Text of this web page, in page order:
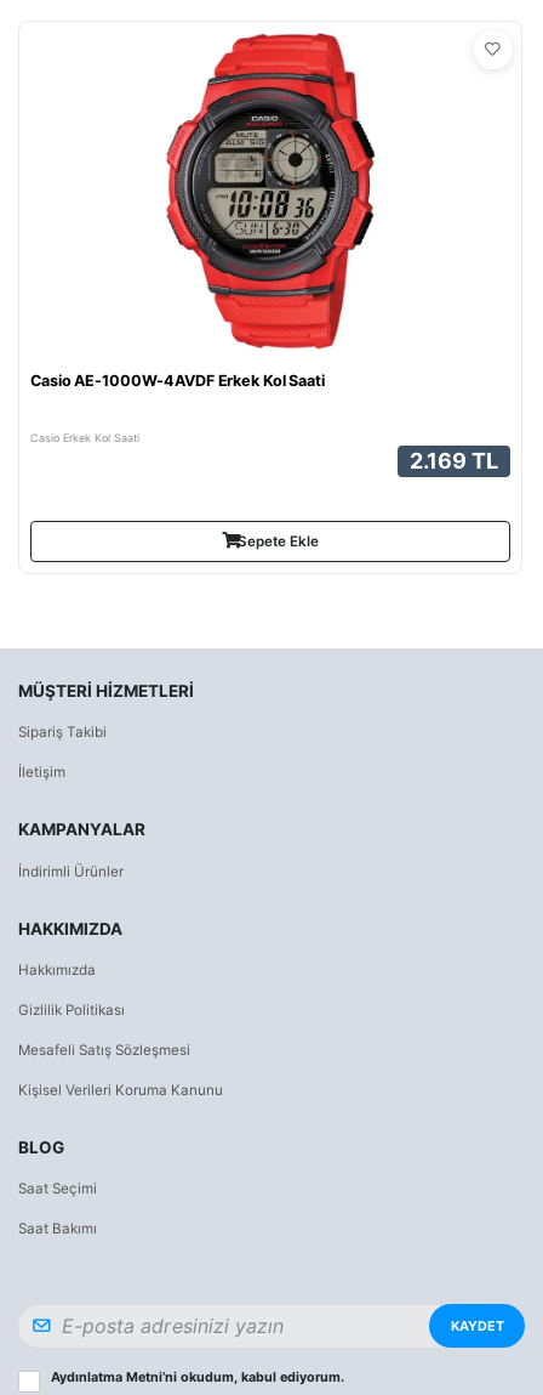
Casio AE-1000W-4AVDF Erkek Kol Saati
Casio Erkek Kol Saati
2.169 TL
Sepete Ekle
MÜŞTERI HIZMETLERI
Sipariş Takibi
İletişim
KAMPANYALAR
İndirimli Ürünler
HAKKIMIZDA
Hakkımızda
Gizlilik Politikası
Mesafeli Satış Sözleşmesi
Kişisel Verileri Koruma Kanunu
BLOG
Saat Seçimi
Saat Bakımı
KAYDET
Aydınlatma Metni’ni okudum, kabul ediyorum.